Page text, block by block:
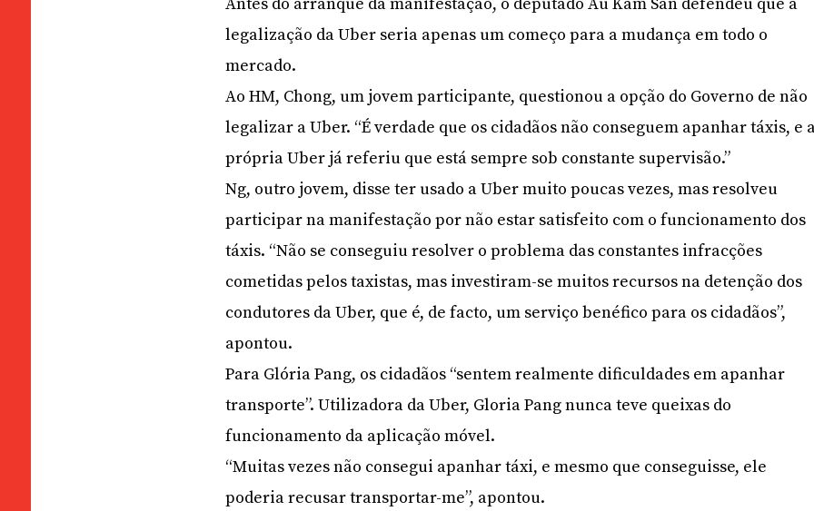
legalização da Uber seria apenas um começo para a mudança em todo o
mercado.
Ao HM, Chong, um jovem participante, questionou a opção do Governo de não
legalizar a Uber. “É verdade que os cidadãos não conseguem apanhar táxis, e
própria Uber já referiu que está sempre sob constante supervisão.”
Ng, outro jovem, disse ter usado a Uber muito poucas vezes, mas resolveu
participar na manifestação por não estar satisfeito com o funcionamento dos
táxis. “Não se conseguiu resolver o problema das constantes infracções
cometidas pelos taxistas, mas investiram-se muitos recursos na detenção dos
condutores da Uber, que é, de facto, um serviço benéfico para os cidadãos”,
apontou.
Para Glória Pang, os cidadãos “sentem realmente dificuldades em apanhar
transporte”. Utilizadora da Uber, Gloria Pang nunca teve queixas do
funcionamento da aplicação móvel.
“Muitas vezes não consegui apanhar táxi, e mesmo que conseguisse, ele
poderia recusar transportar-me”, apontou.